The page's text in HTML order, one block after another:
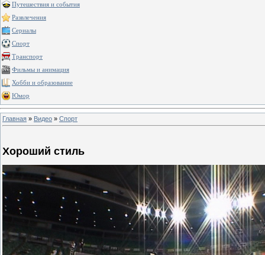
Путешествия и события
Развлечения
Сериалы
Спорт
Транспорт
Фильмы и анимация
Хобби и образование
Юмор
Главная » Видео » Спорт
Хороший стиль